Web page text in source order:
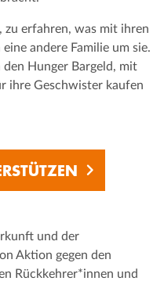
erfahren, was mit ihren
andere Familie um sie.
Hunger Bargeld, mit
ihre Geschwister kaufen
und der
Aktion gegen den
Rückkehrer*innen und